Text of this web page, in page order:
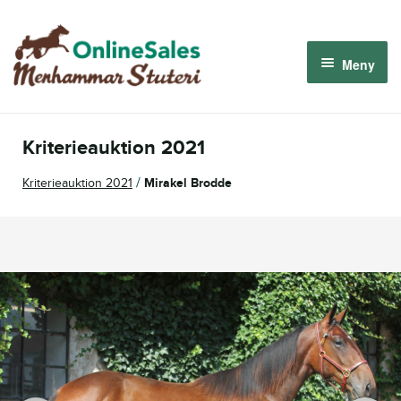
Hoppa
till
navigering
Hoppa
till
innehåll
Meny
Så fungerar det
Logga in
Kriterieauktion 2021
Kriterieauktion 2021 / Mirakel Brodde